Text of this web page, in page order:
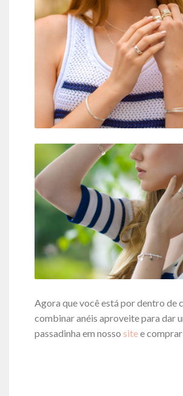
Agora que você está por dentro de
combinar anéis aproveite para dar
passadinha em nosso sitee comprar